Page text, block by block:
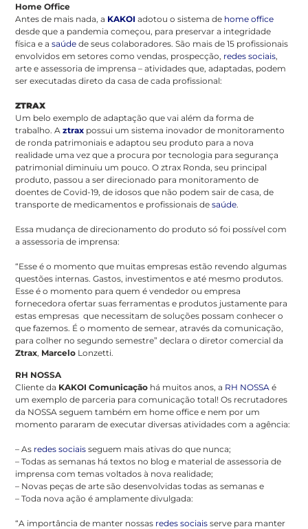
Home Office
Antes de mais nada, a KAKOI adotou o sistema de home office
desde que a pandemia começou, para preservar a integridade
física e asaúde de seus colaboradores. São mais de 15 profissionais
envolvidos em setores como vendas, prospecção, redes sociais,
arte e assessoria de imprensa – atividades que, adaptadas, podem
ser executadas direto da casa de cada profissional:
ZTRAX
Um belo exemplo de adaptação que vai além da forma de
trabalho. Aztrax possui um sistema inovador de monitoramento
de ronda patrimoniais e adaptou seu produto para a nova
realidade uma vez que a procura por tecnologia para segurança
patrimonial diminuiu um pouco. O ztrax Ronda, seu principal
produto, passou a ser direcionado para monitoramento de
doentes de Covid-19, de idosos que não podem sair de casa, de
transporte de medicamentos e profissionais desaúde.
Essa mudança de direcionamento do produto só foi possível com
a assessoria de imprensa:
“Esse é o momento que muitas empresas estão revendo algumas
questões internas. Gastos, investimentos e até mesmo produtos.
Esse é o momento para quem é vendedor ou empresa
fornecedora ofertar suas ferramentas e produtos justamente para
estas empresas que necessitam de soluções possam conhecer o
que fazemos. É o momento de semear, através da comunicação,
para colher no segundo semestre” declarao diretor comercial da
Ztrax, Marcelo Lonzetti.
RH NOSSA
Cliente da KAKOI Comunicação há muitos anos, a RH NOSSA é
um exemplo de parceria para comunicação total! Os recrutadores
da NOSSA seguem também em home office e nem por um
momento pararam de executar diversas atividades com a agência:
– As redes sociais seguem mais ativas do que nunca;
– Todas as semanas há textos no blog e material de assessoria de
imprensa com temas voltados à nova realidade;
– Novas peças de arte são desenvolvidas todas as semanas e
– Toda nova ação é amplamente divulgada:
“A importância de manter nossas redes sociais serve para manter